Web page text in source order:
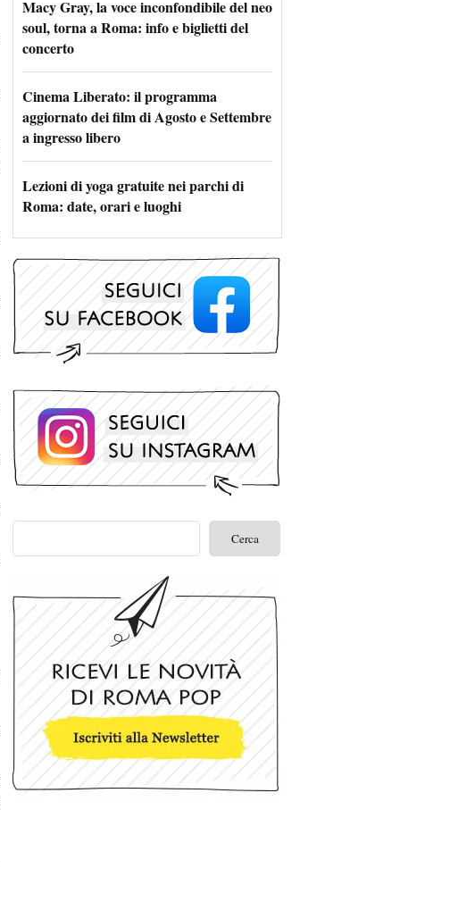
Macy Gray, la voce inconfondibile del neo
soul, torna a Roma: info e biglietti del
concerto
Cinema Liberato: il programma
aggiornato dei film di Agosto e Settembre
a ingresso libero
Lezioni di yoga gratuite nei parchi di
Roma: date, orari e luoghi